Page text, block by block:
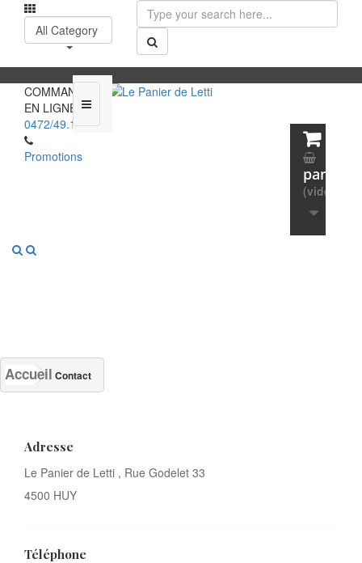
All Category
COMMANDEZ
EN LIGNE :
0472/49.13.65
Promotions
panier
(vide)
Accueil Contact
Adresse
Le Panier de Letti , Rue Godelet 33
4500 HUY
Téléphone